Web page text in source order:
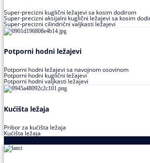
Super-precizni kuglični ležajevi sa kosim dodirom
Super-precizni aksijalni kuglični ležajevi sa kosim
Super-precizni cilindrični valjkasti ležajevi
Potporni hodni ležajevi
Potporni hodni ležajevi sa navojnom osovinom
Potporni hodni kuglični ležajevi
Potporni hodni valjkasti ležajevi
Kućišta ležaja
Pribor za kućišta ležaja
Kućišta ležaja